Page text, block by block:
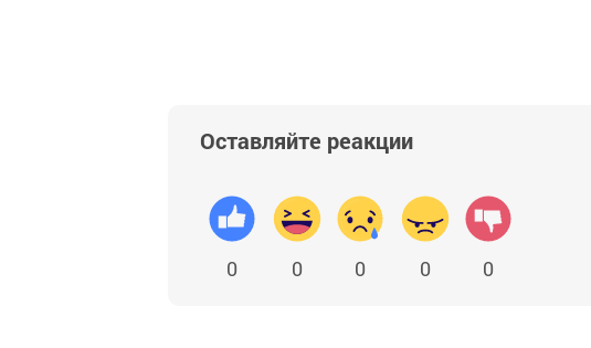
Оставляйте реакции
0 0 0 0 0